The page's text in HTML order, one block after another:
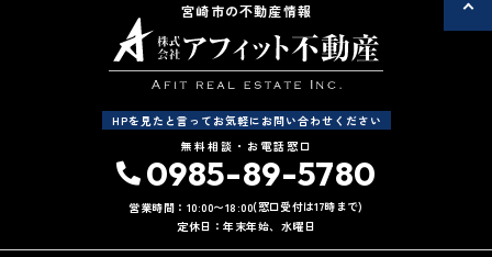
宮崎市の不動産情報
HPを見たと言ってお気軽にお問い合わせください
無料相談・お電話窓口
0985-89-5780
営業時間：10:00〜18:00(窓口受付は17時まで)
定休日：年末年始、水曜日